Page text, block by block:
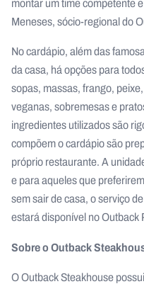
Meneses, sócio-regional do
No cardápio, além das
da casa, há opções para
sopas, massas, frango,
veganas, sobremesas e
ingredientes utilizados são
compõem o cardápio são
próprio restaurante. A
e para aqueles que
sem sair de casa, o serviço
estará disponível no Outback
Sobre o Outback
O Outback Steakhouse